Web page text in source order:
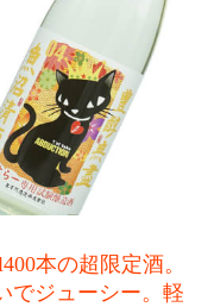
本の超限定酒。
でジューシー。軽